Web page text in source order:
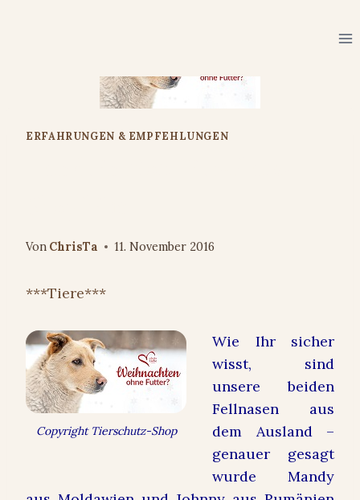
ERFAHRUNGEN & EMPFEHLUNGEN
Von ChrisTa 11. November 2016
***Tiere***
Copyright Tierschutz-Shop
Wie Ihr sicher
wisst, sind
unsere beiden
Fellnasen aus
dem Ausland –
genauer gesagt
wurde Mandy